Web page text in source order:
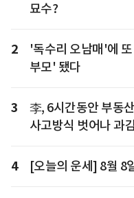
묘수?
2
'독수리 오남매'에
부모' 됐다
3
李, 6시간동안 부동
사고방식 벗어나 과
4 [오늘의 운세] 8월 8